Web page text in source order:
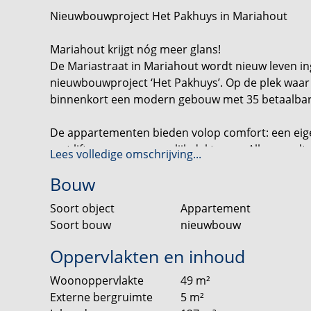
Nieuwbouwproject Het Pakhuys in Mariahout
Mariahout krijgt nóg meer glans!
De Mariastraat in Mariahout wordt nieuw leven
nieuwbouwproject ‘Het Pakhuys’. Op de plek
binnenkort een modern gebouw met 35
De appartementen bieden volop comfort: een
met lift en een gezamenlijk dakterras. Alles
Bovendien geniet je van een ideale ligging:
van bijvoorbeeld Eindhoven, Helmond en Veghel.
Waar zie jij jezelf wonen? Welk appartement in
vrijblijvend weten via het interesseformulier op
voorkeur al bij ons bekend is. l
2-kamerappartementen en 3-
Lees volledige omschrijving...
Bouw
Soort object
Appartement
Soort bouw
nieuwbouw
Oppervlakten en inhoud
Woonoppervlakte 49 m²
Externe bergruimte
5 m²